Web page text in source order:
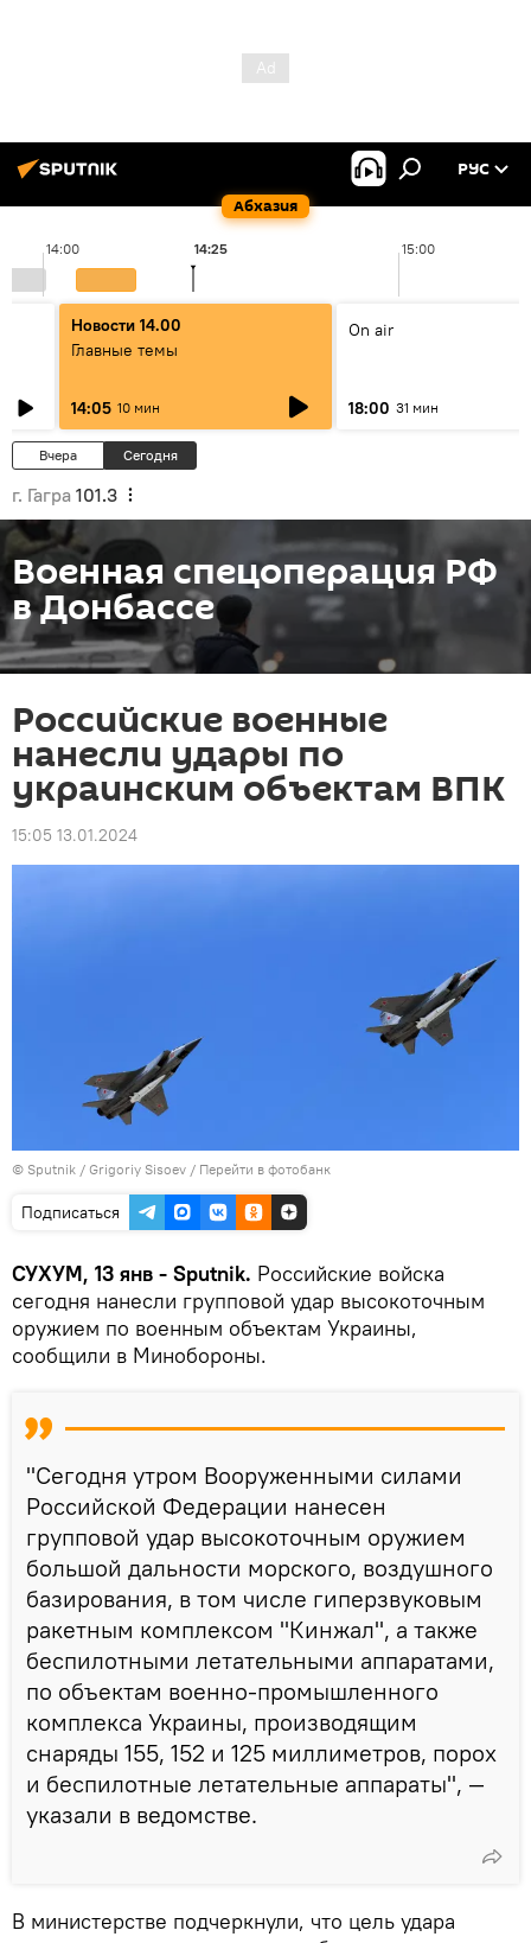
Абхазия
РУС
14:00 15:00
14:25
Новости 14.00
Главные темы
14:05 10 мин
On air
18:00 31 мин
Вчера Сегодня
г. Гагра 101.3
Военная спецоперация РФ
в Донбассе
Российские военные
нанесли удары по
украинским объектам ВПК
15:05 13.01.2024
© Sputnik / Grigoriy Sisoev / Перейти в фотобанк
Подписаться
СУХУМ, 13 янв - Sputnik. Российские войска
сегодня нанесли групповой удар высокоточным
оружием по военным объектам Украины,
сообщили в Минобороны.
"Сегодня утром Вооруженными силами
Российской Федерации нанесен
групповой удар высокоточным оружием
большой дальности морского, воздушного
базирования, в том числе гиперзвуковым
ракетным комплексом "Кинжал", а также
беспилотными летательными аппаратами,
по объектам военно-промышленного
комплекса Украины, производящим
снаряды 155, 152 и 125 миллиметров, порох
и беспилотные летательные аппараты", —
указали в ведомстве.
В министерстве подчеркнули, что цель удара